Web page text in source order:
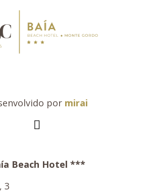
por mirai
Beach Hotel ***
3